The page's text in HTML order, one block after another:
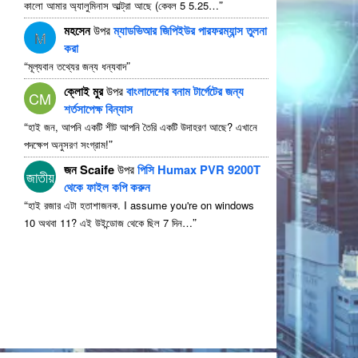
কালো আমার অ্যালুমিনাস আল্ট্রা আছে (কেবল 5 5.25…”
M মহসেনউপরম্যাডভিআর জিপিইউর পারফরম্যান্স তুলনা
করা
“মূল্যবান তথ্যের জন্য ধন্যবাদ”
CM ক্লোই মুরউপরবাংলাদেশের বনাম টার্গেটের জন্য
শর্তসাপেক্ষ বিন্যাস
“হাই জন, আপনি একটি শীট আপনি তৈরি একটি উদাহরণ আছে? এখানে
পদক্ষেপ অনুসরণ সংগ্রাম!”
জাতীয় জন Scaifeউপরপিসি Humax PVR 9200T
থেকে ফাইল কপি করুন
“হাই রজার এটা হতাশাজনক. I assume you're on windows
10 অথবা 11? এই উইন্ডোজ থেকে ছিল 7 দিন…”